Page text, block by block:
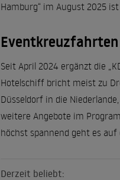
Hamburg“ im August 2025
Seit April 2024 ergänzt die
Hotelschiff bricht meist zu
Düsseldorf in die
weitere Angebote im
höchst spannend geht es auf
Derzeit beliebt: